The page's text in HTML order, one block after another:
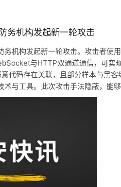
务机构发起新一轮攻击
机构发起新一轮攻击。攻击者使
与HTTP双通道通信，可实
代码存在关联，且部分样本与黑
与工具。此次攻击手法隐蔽，能够